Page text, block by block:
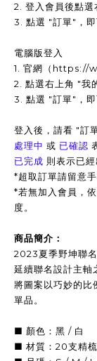
2. 登入會員後點
3. 點選 "訂單"，
電腦版登入
1. 官網（https://
2. 點選右上角 "我
3. 點選 "訂單"，
登入後，請看 "訂
處理中 或 已確認
已完成 則表示已
*超取訂單請留意
*若無加入會員，
度。
商品簡介：
2023夏季野坤聯
延續聯名設計主軸
將圖案以巧妙的比
單品。
■ 顏色：黑 / 白
■ 材質：20支精